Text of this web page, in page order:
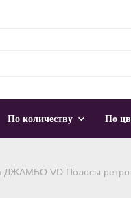
По количеству По
ДЖАМБО VD Полосы ретро